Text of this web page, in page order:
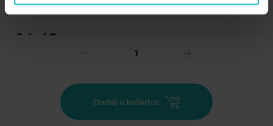
Važna obavijest prema Zakonu o zaštiti potrošača..
14,43
Zaštitni podmetač za krevet za jednokratnu uporabu.
Dodaj u košaricu